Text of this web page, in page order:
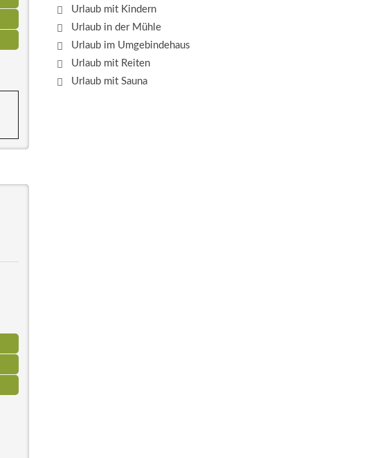
Urlaub mit Kindern
Urlaub in der Mühle
Urlaub im Umgebindehaus
Urlaub mit Reiten
Urlaub mit Sauna